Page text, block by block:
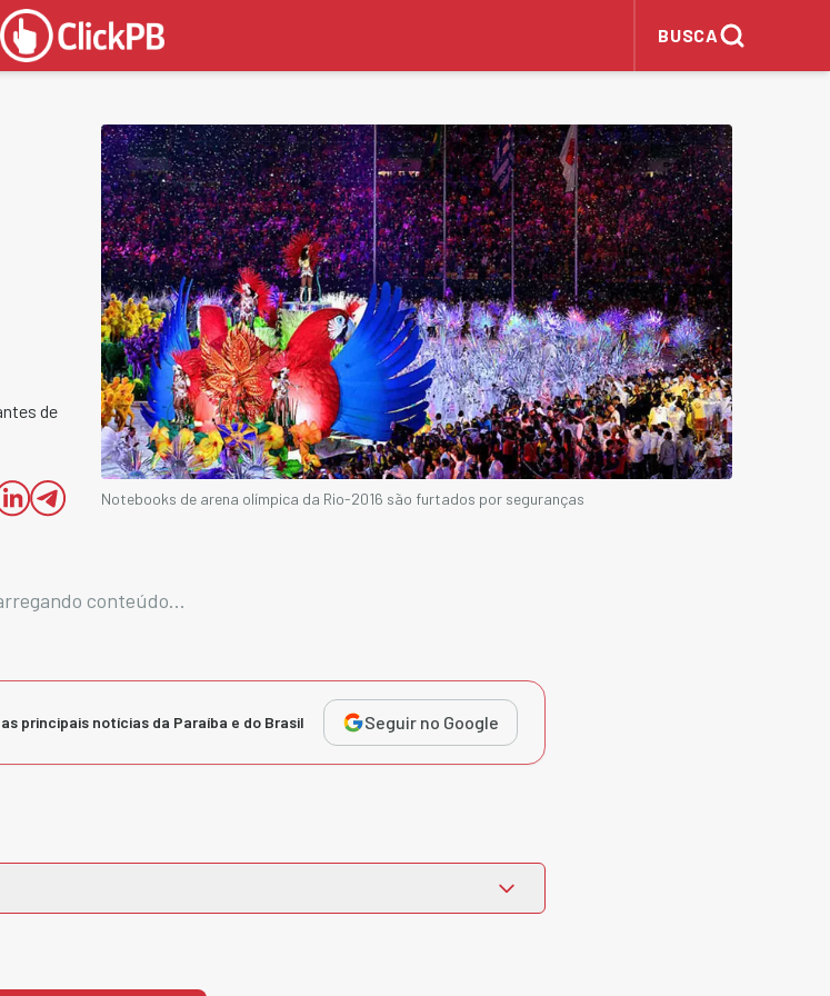
BUSCA
de
Notebooks de arena olímpica da Rio-2016 são furtados por seguranças
conteúdo...
principais notícias da Paraíba e do Brasil Seguir no Google